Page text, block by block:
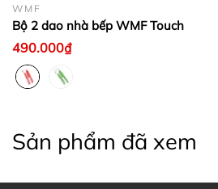
WMF
Bộ 2 dao nhà bếp WMF Touch
490.000₫
Sản phẩm đã xem